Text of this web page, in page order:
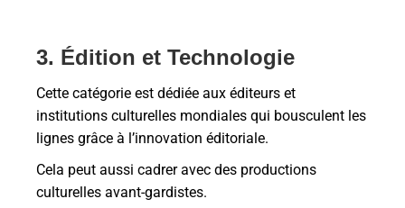
3. Édition et Technologie
Cette catégorie est dédiée aux éditeurs et
institutions culturelles mondiales qui bousculent les
lignes grâce à l’innovation éditoriale.
Cela peut aussi cadrer avec des productions
culturelles avant-gardistes.